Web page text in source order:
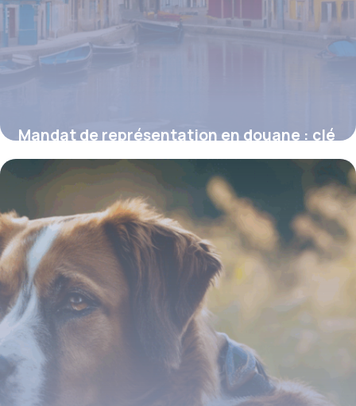
Mandat de représentation en douane : clé
de voûte de la conformité aux formalités
douanières
16 juin 2026